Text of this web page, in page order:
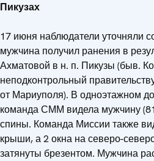
Пикузах
17 июня наблюдатели уточняли
мужчина получил ранения в
Ахматовой в н. п. Пикузы (быв.
неподконтрольный
от Мариуполя). В одноэтажном
команда СММ видела мужчину
спины. Команда Миссии также
крыши, а 2 окна на северо-
затянуты брезентом. Мужчина